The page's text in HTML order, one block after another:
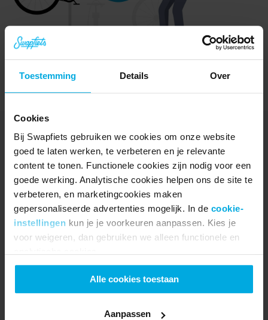
Toestemming Details Over
Cookies
Bij Swapfiets gebruiken we cookies om onze website
goed te laten werken, te verbeteren en je relevante
content te tonen. Functionele cookies zijn nodig voor een
goede werking. Analytische cookies helpen ons de site te
verbeteren, en marketingcookies maken
gepersonaliseerde advertenties mogelijk. In de cookie-
instellingen kun je je voorkeuren aanpassen. Kies je
voor weigeren, dan gebruiken we alleen functionele en
Alle cookies toestaan
Aanpassen
Ontdek
Fietsen
e-Bikes
Testrit
Studentenkorting
Vriendenkorting
Diefstaldekking
Ondersteuning
Contact